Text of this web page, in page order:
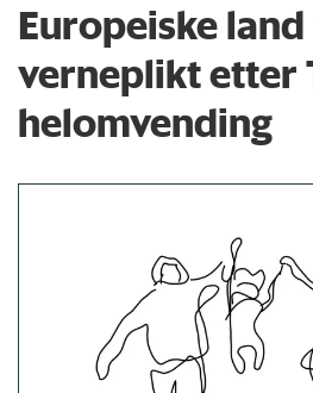
Europeiske
verneplikt etter
helomvending